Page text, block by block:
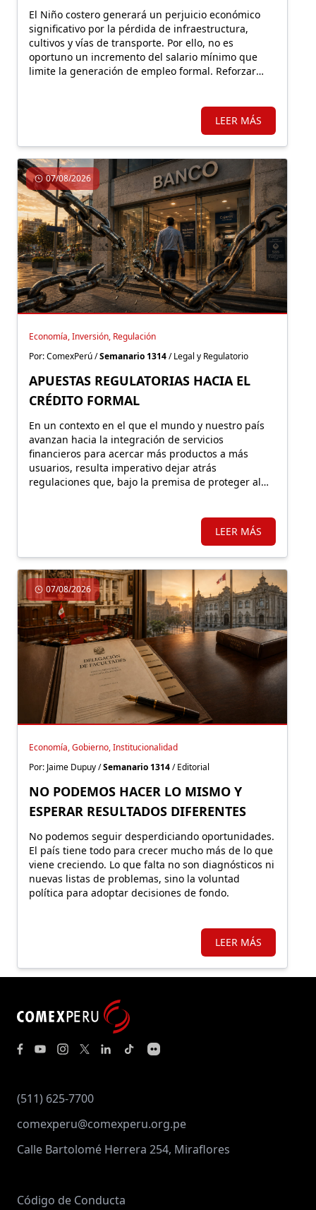
VULNERABLE
El Niño costero generará un perjuicio económico
significativo por la pérdida de infraestructura,
cultivos y vías de transporte. Por ello, no es
oportuno un incremento del salario mínimo que
limite la generación de empleo formal. Reforzar
en simultáneo, avanzar en obras de prevención.
LEER MÁS
07/08/2026
Economía, Inversión, Regulación
Por: ComexPerú /Semanario 1314/ Legal y Regulatorio
APUESTAS REGULATORIAS HACIA EL
CRÉDITO FORMAL
En un contexto en el que el mundo y nuestro país
avanzan hacia la integración de servicios
financieros para acercar más productos a más
usuarios, resulta imperativo dejar atrás
regulaciones que, bajo la premisa de proteger al
LEER MÁS
07/08/2026
Economía, Gobierno, Institucionalidad
Por: Jaime Dupuy /Semanario 1314/ Editorial
NO PODEMOS HACER LO MISMO Y
ESPERAR RESULTADOS DIFERENTES
No podemos seguir desperdiciando oportunidades.
El país tiene todo para crecer mucho más de lo que
viene creciendo. Lo que falta no son diagnósticos ni
nuevas listas de problemas, sino la voluntad
política para adoptar decisiones de fondo.
LEER MÁS
(511) 625-7700
comexperu@comexperu.org.pe
Calle Bartolomé Herrera 254, Miraflores
Código de Conducta